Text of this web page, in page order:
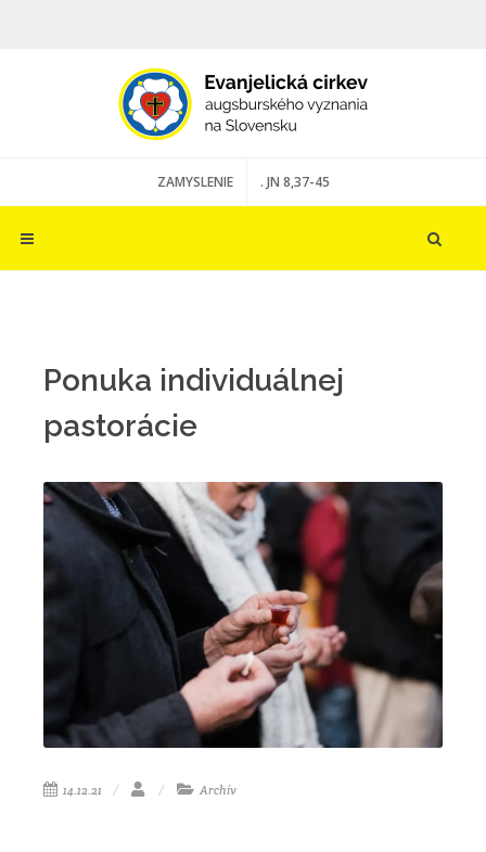
ZAMYSLENIE . JN 8,37-45
Ponuka individuálnej
pastorácie
14.12.21 Archív